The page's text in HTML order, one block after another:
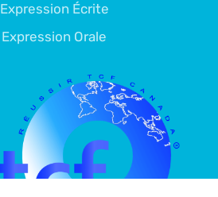
Expression Écrite
Expression Orale